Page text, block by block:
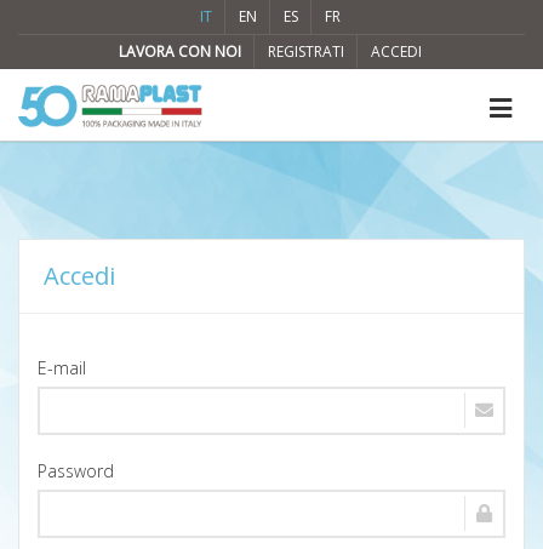
IT EN ES
FR
LAVORA CON NOI
REGISTRATI ACCEDI
Accedi
E-mail
Password